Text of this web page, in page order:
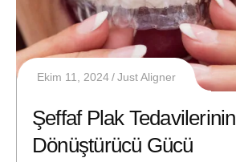
Ekim 11, 2024 Just Aligner
Şeffaf Plak Tedavilerinin
Dönüştürücü Gücü